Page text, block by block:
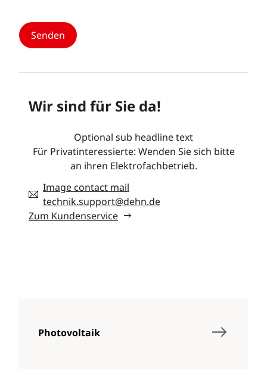
Wir sind für Sie da!
Optional sub headline text
Für Privatinteressierte: Wenden Sie sich bitte
an ihren Elektrofachbetrieb.
Image contact mail
technik.support@dehn.de
Zum Kundenservice
Photovoltaik